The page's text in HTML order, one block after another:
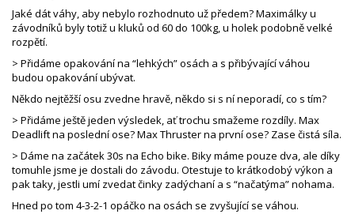
Jaké dát váhy, aby nebylo rozhodnuto už předem? Maximálky u
závodníků byly totiž u kluků od 60 do 100kg, u holek podobně velké
rozpětí.
> Přidáme opakování na “lehkých” osách a s přibývající váhou
budou opakování ubývat.
Někdo nejtěžší osu zvedne hravě, někdo si s ní neporadí, co s tím?
> Přidáme ještě jeden výsledek, ať trochu smažeme rozdíly. Max
Deadlift na poslední ose? Max Thruster na první ose? Zase čistá síla.
> Dáme na začátek 30s na Echo bike. Biky máme pouze dva, ale díky
tomuhle jsme je dostali do závodu. Otestuje to krátkodobý výkon a
pak taky, jestli umí zvedat činky zadýchaní a s “načatýma” nohama.
Hned po tom 4-3-2-1 opáčko na osách se zvyšující se váhou.